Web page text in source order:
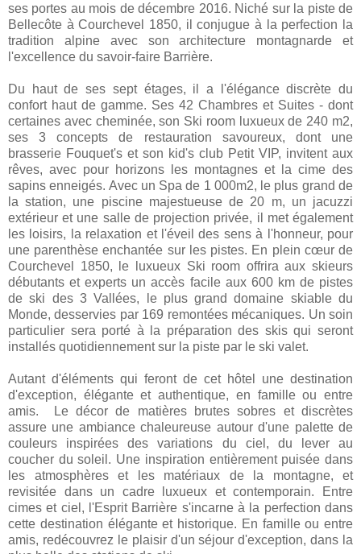
ses portes au mois de décembre 2016. Niché sur la piste de
Bellecôte à Courchevel 1850, il conjugue à la perfection la
tradition alpine avec son architecture montagnarde et
l'excellence du savoir-faire Barrière.
Du haut de ses sept étages, il a l'élégance discrète du
confort haut de gamme. Ses 42 Chambres et Suites - dont
certaines avec cheminée, son Ski room luxueux de 240 m2,
ses 3 concepts de restauration savoureux, dont une
brasserie Fouquet's et son kid's club Petit VIP, invitent aux
rêves, avec pour horizons les montagnes et la cime des
sapins enneigés. Avec un Spa de 1 000m2, le plus grand de
la station, une piscine majestueuse de 20 m, un jacuzzi
extérieur et une salle de projection privée, il met également
les loisirs, la relaxation et l'éveil des sens à l'honneur, pour
une parenthèse enchantée sur les pistes. En plein cœur de
Courchevel 1850, le luxueux Ski room offrira aux skieurs
débutants et experts un accès facile aux 600 km de pistes
de ski des 3 Vallées, le plus grand domaine skiable du
Monde, desservies par 169 remontées mécaniques. Un soin
particulier sera porté à la préparation des skis qui seront
installés quotidiennement sur la piste par le ski valet.
Autant d'éléments qui feront de cet hôtel une destination
d'exception, élégante et authentique, en famille ou entre
amis. Le décor de matières brutes sobres et discrètes
assure une ambiance chaleureuse autour d'une palette de
couleurs inspirées des variations du ciel, du lever au
coucher du soleil. Une inspiration entièrement puisée dans
les atmosphères et les matériaux de la montagne, et
revisitée dans un cadre luxueux et contemporain. Entre
cimes et ciel, l'Esprit Barrière s'incarne à la perfection dans
cette destination élégante et historique. En famille ou entre
amis, redécouvrez le plaisir d'un séjour d'exception, dans la